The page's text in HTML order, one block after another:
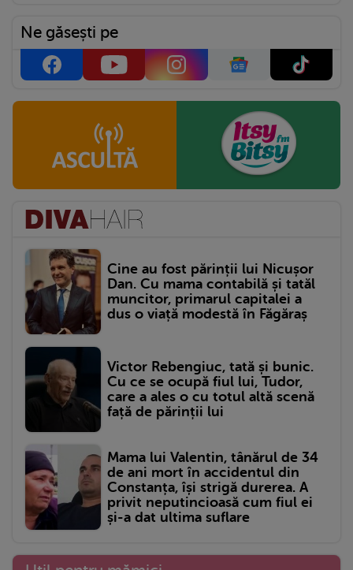
Ne găsești pe
Cine au fost părinții lui Nicușor
Dan. Cu mama contabilă și tatăl
muncitor, primarul capitalei a
dus o viață modestă în Făgăraș
Victor Rebengiuc, tată și bunic.
Cu ce se ocupă fiul lui, Tudor,
care a ales o cu totul altă scenă
față de părinții lui
Mama lui Valentin, tânărul de 34
de ani mort în accidentul din
Constanța, își strigă durerea. A
privit neputincioasă cum fiul ei
și-a dat ultima suflare